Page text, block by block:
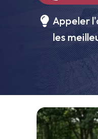
Appeler
les